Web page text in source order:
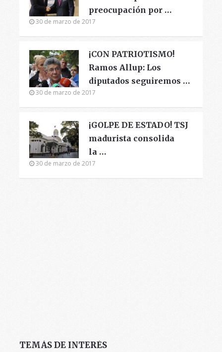
preocupación por …
30 de marzo de 2017
¡CON PATRIOTISMO!
Ramos Allup: Los
diputados seguiremos …
30 de marzo de 2017
¡GOLPE DE ESTADO! TSJ
madurista consolida
la …
30 de marzo de 2017
TEMÁS DE INTERÉS